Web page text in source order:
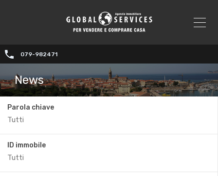
079-982471
News
Parola chiave
ID immobile